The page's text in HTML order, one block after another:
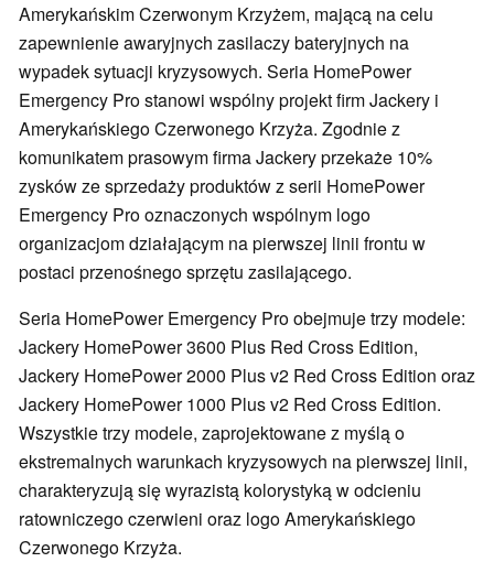
Amerykańskim Czerwonym Krzyżem, mającą na celu
zapewnienie awaryjnych zasilaczy bateryjnych na
wypadek sytuacji kryzysowych. Seria HomePower
Emergency Pro stanowi wspólny projekt firm Jackery i
Amerykańskiego Czerwonego Krzyża. Zgodnie z
komunikatem prasowym firma Jackery przekaże 10%
zysków ze sprzedaży produktów z serii HomePower
Emergency Pro oznaczonych wspólnym logo
organizacjom działającym na pierwszej linii frontu w
postaci przenośnego sprzętu zasilającego.
Seria HomePower Emergency Pro obejmuje trzy modele:
Jackery HomePower 3600 Plus Red Cross Edition,
Jackery HomePower 2000 Plus v2 Red Cross Edition oraz
Jackery HomePower 1000 Plus v2 Red Cross Edition.
Wszystkie trzy modele, zaprojektowane z myślą o
ekstremalnych warunkach kryzysowych na pierwszej linii,
charakteryzują się wyrazistą kolorystyką w odcieniu
ratowniczego czerwieni oraz logo Amerykańskiego
Czerwonego Krzyża.